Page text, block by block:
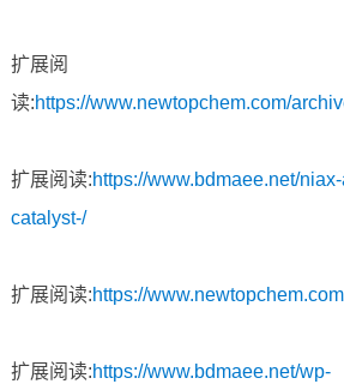
扩展阅
读:https://www.newtopchem.com/
扩展阅读:https://www.bdmaee.net/
catalyst-/
扩展阅读:https://
扩展阅读:https://www.bdmaee.net/wp-